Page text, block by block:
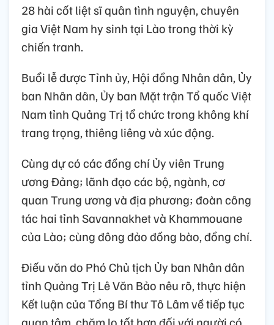
28 hài cốt liệt sĩ quân tình nguyện, chuyên
gia Việt Nam hy sinh tại Lào trong thời kỳ
chiến tranh.
Buổi lễ được Tỉnh ủy, Hội đồng Nhân dân, Ủy
ban Nhân dân, Ủy ban Mặt trận Tổ quốc Việt
Nam tỉnh Quảng Trị tổ chức trong không khí
trang trọng, thiêng liêng và xúc động.
Cùng dự có các đồng chí Ủy viên Trung
ương Đảng; lãnh đạo các bộ, ngành, cơ
quan Trung ương và địa phương; đoàn công
tác hai tỉnh Savannakhet và Khammouane
của Lào; cùng đông đảo đồng bào, đồng chí.
Điếu văn do Phó Chủ tịch Ủy ban Nhân dân
tỉnh Quảng Trị Lê Văn Bảo nêu rõ, thực hiện
Kết luận của Tổng Bí thư Tô Lâm về tiếp tục